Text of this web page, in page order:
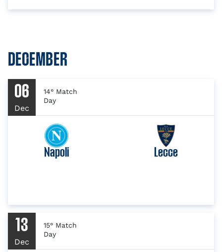
DECEMBER
06
Dec
14° Match
Day
Napoli Lecce
13
Dec
15° Match
Day